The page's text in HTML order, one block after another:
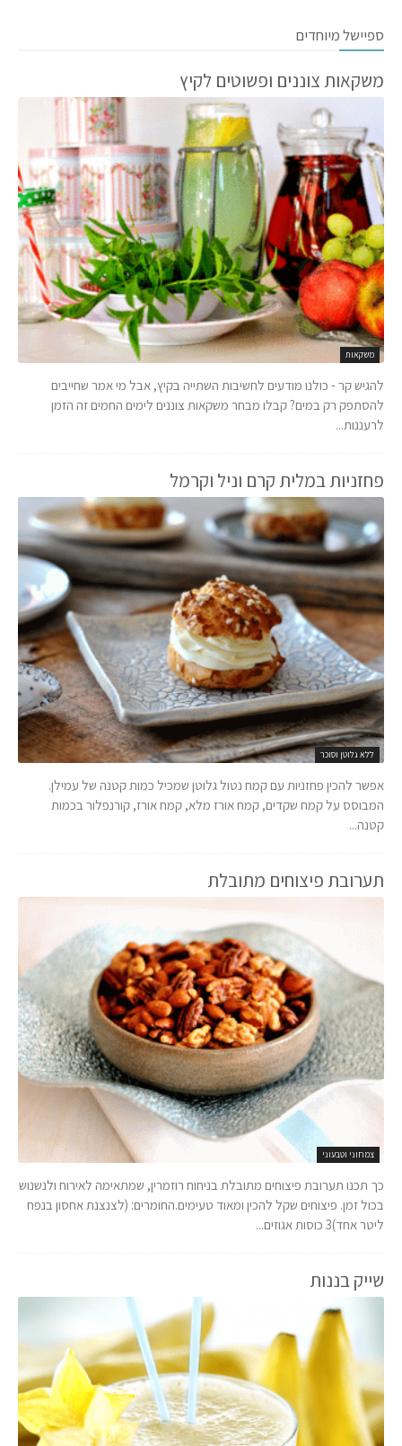
ספיישל מיוחדים
משקאות צוננים ופשוטים לקיץ
משקאות
להגיש קר - כולנו מודעים לחשיבות השתייה בקיץ, אבל מי אמר שחייבים
להסתפק רק במים? קבלו מבחר משקאות צוננים לימים החמים זה הזמן
לרעננות...
פחזניות במלית קרם וניל וקרמל
ללא גלוטן וסוכר
אפשר להכין פחזניות עם קמח נטול גלוטן שמכיל כמות קטנה של עמילן.
המבוסס על קמח שקדים, קמח אורז מלא, קמח אורז, קורנפלור בכמות
קטנה...
תערובת פיצוחים מתובלת
צמחוני וטבעוני
כך תכנו תערובת פיצוחים מתובלת בניחוח רוזמרין, שמתאימה לאירוח ולנשנוש
בכול זמן. פיצוחים שקל להכין ומאוד טעימים.החומרים: (לצנצנת אחסון בנפח
ליטר אחד)3 כוסות אגוזים...
שייק בננות